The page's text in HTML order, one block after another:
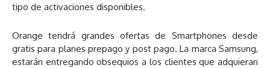
tipo de activaciones disponibles.
Orange tendrá grandes ofertas de Smartphones desde
gratis para planes prepago y post pago. La marca Samsung,
estarán entregando obsequios a los clientes que adquieran